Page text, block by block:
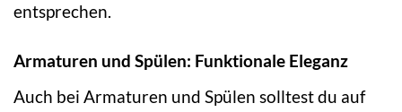
entsprechen.
Armaturen und Spülen: Funktionale Eleganz
Auch bei Armaturen und Spülen solltest du auf